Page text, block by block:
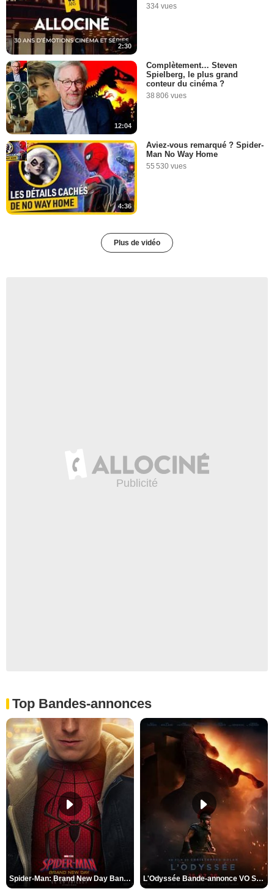
2:30
334 vues
12:04
Complètement… Steven
Spielberg, le plus grand
conteur du cinéma ?
38 806 vues
4:36
Aviez-vous remarqué ? Spider-
Man No Way Home
55 530 vues
Plus de vidéo
Top Bandes-annonces
Spider-Man: Brand New Day Bande-annonce VO STFR L'Odyssée Bande-annonce VO STFR